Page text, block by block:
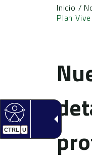
CTRL U
Inicio /
Plan Vive